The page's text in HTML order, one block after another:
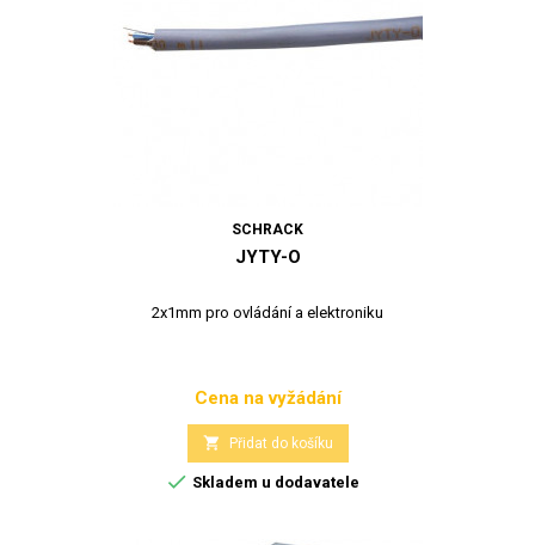
SCHRACK
JYTY-O
2x1mm pro ovládání a elektroniku
Cena
Cena na vyžádání
 Přidat do košíku
 Skladem u dodavatele